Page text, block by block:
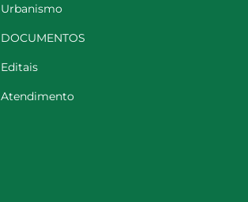
Urbanismo
DOCUMENTOS
Editais
Atendimento